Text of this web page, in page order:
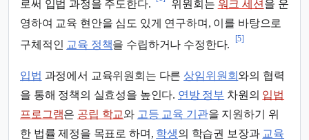
로써 입법 과정을 주도한다.
위원회는 워크 세션 을 운
영하여 교육 현안을 심도 있게 연구하며, 이를 바탕으로
구체적인 교육 정책을 수립하거나 수정한다.
[5]
입법 과정에서 교육위원회는 다른 상임위원회 와의 협력
을 통해 정책의 실효성을 높인다. 연방 정부 차원의 입법
프로그램은 공립 학교와 고등 교육 기관을 지원하기 위
한 법률 제정을 목표로 하며, 학생의 학습권 보장과 교육